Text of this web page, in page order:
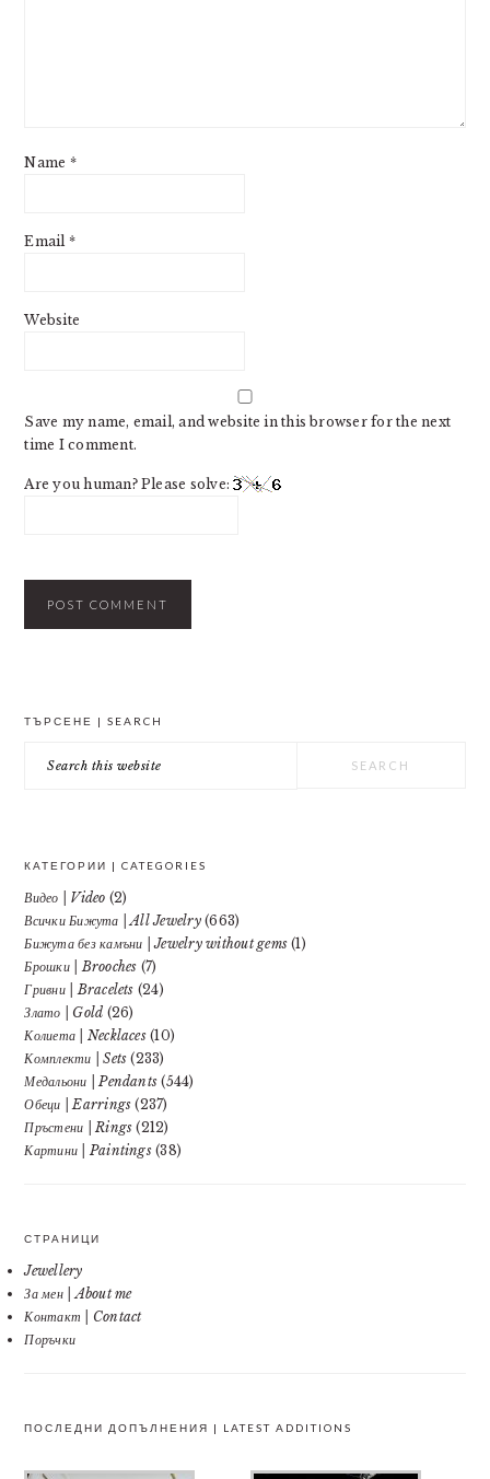
Name *
Email *
Website
Save my name, email, and website in this browser for the next
time I comment.
Are you human? Please solve:
ТЪРСЕНЕ | SEARCH
this
КАТЕГОРИИ | CATEGORIES
Видео | Video (2)
Всички Бижута | All Jewelry(663)
Бижута без камъни | Jewelry without gems (1)
Брошки | Brooches (7)
Гривни | Bracelets (24)
Злато | Gold (26)
Колиета | Necklaces(10)
Комплекти | Sets (233)
Медальони | Pendants (544)
Обеци | Earrings (237)
Пръстени | Rings (212)
Картини | Paintings(38)
СТРАНИЦИ
Jewellery
За мен | About me
Контакт | Contact
Поръчки
ПОСЛЕДНИ ДОПЪЛНЕНИЯ | LATEST ADDITIONS